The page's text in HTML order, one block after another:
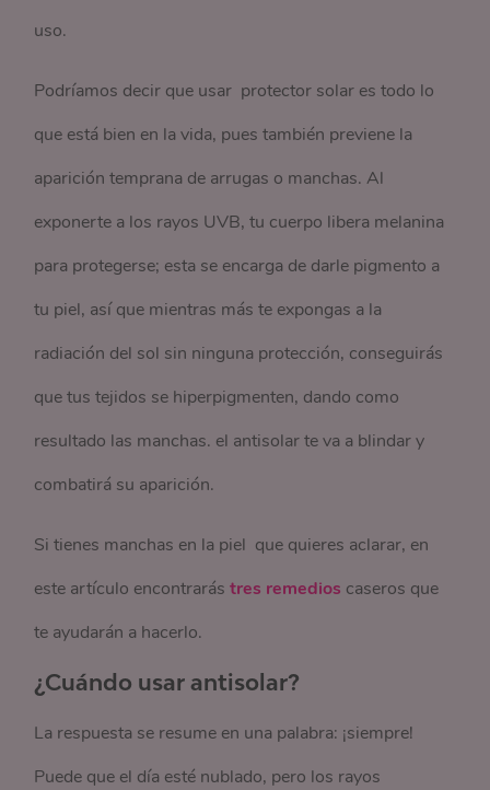
uso.
Podríamos decir que usar protector solar es todo lo
que está bien en la vida, pues también previene la
aparición temprana de arrugas o manchas. Al
exponerte a los rayos UVB, tu cuerpo libera melanina
para protegerse; esta se encarga de darle pigmento a
tu piel, así que mientras más te expongas a la
radiación del sol sin ninguna protección, conseguirás
que tus tejidos se hiperpigmenten, dando como
resultado las manchas. el antisolar te va a blindar y
combatirá su aparición.
Si tienes manchas en la piel que quieres aclarar, en
este artículo encontrarástres remedios caseros que
te ayudarán a hacerlo.
¿Cuándo usar antisolar?
La respuesta se resume en una palabra: ¡siempre!
Puede que el día esté nublado, pero los rayos